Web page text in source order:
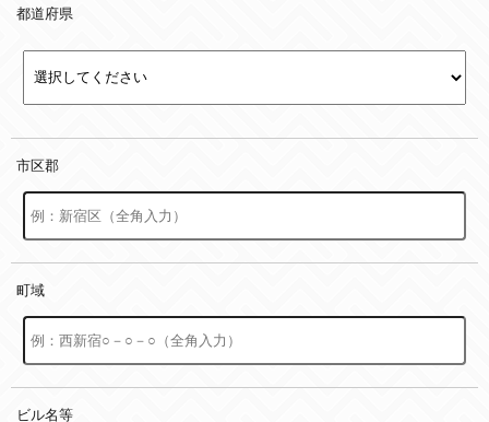
都道府県
市区郡
町域
ビル名等